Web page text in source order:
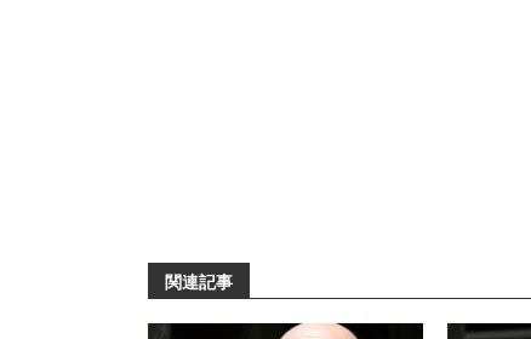
関連記事